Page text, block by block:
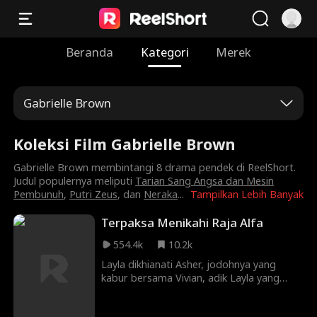
Beranda Kategori Merek
Gabrielle Brown
Koleksi Film Gabrielle Brown
Tampilkan Lebih Banyak
Gabrielle Brown membintangi 8 drama pendek di ReelShort.
Judul populernya meliputi Tarian Sang Angsa dan Mesin
Pembunuh, Putri Zeus, dan Neraka...
Terpaksa Menikahi Raja Alfa
554.4k
10.2k
Layla dikhianati Asher, jodohnya yang
kabur bersama Vivian, adik Layla yang